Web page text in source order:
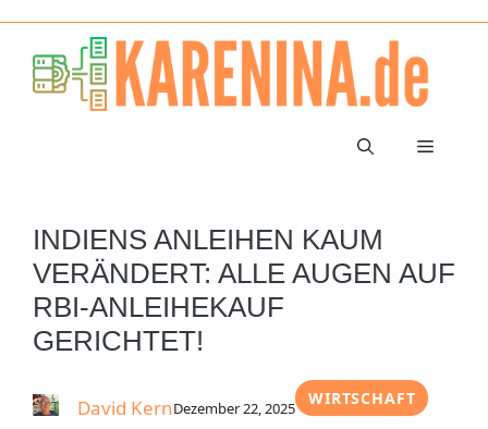
springen
Menü
INDIENS ANLEIHEN KAUM
VERÄNDERT: ALLE AUGEN AUF
RBI-ANLEIHEKAUF
GERICHTET!
David KernDezember 22, 2025 WIRTSCHAFT